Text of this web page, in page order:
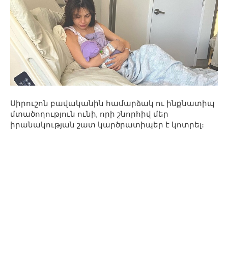
Սիրուշոն բավականին համարձակ ու ինքնատիպ
մտածողություն ունի, որի շնորհիվ մեր
իրանակության շատ կարծրատիպեր է կոտրել։